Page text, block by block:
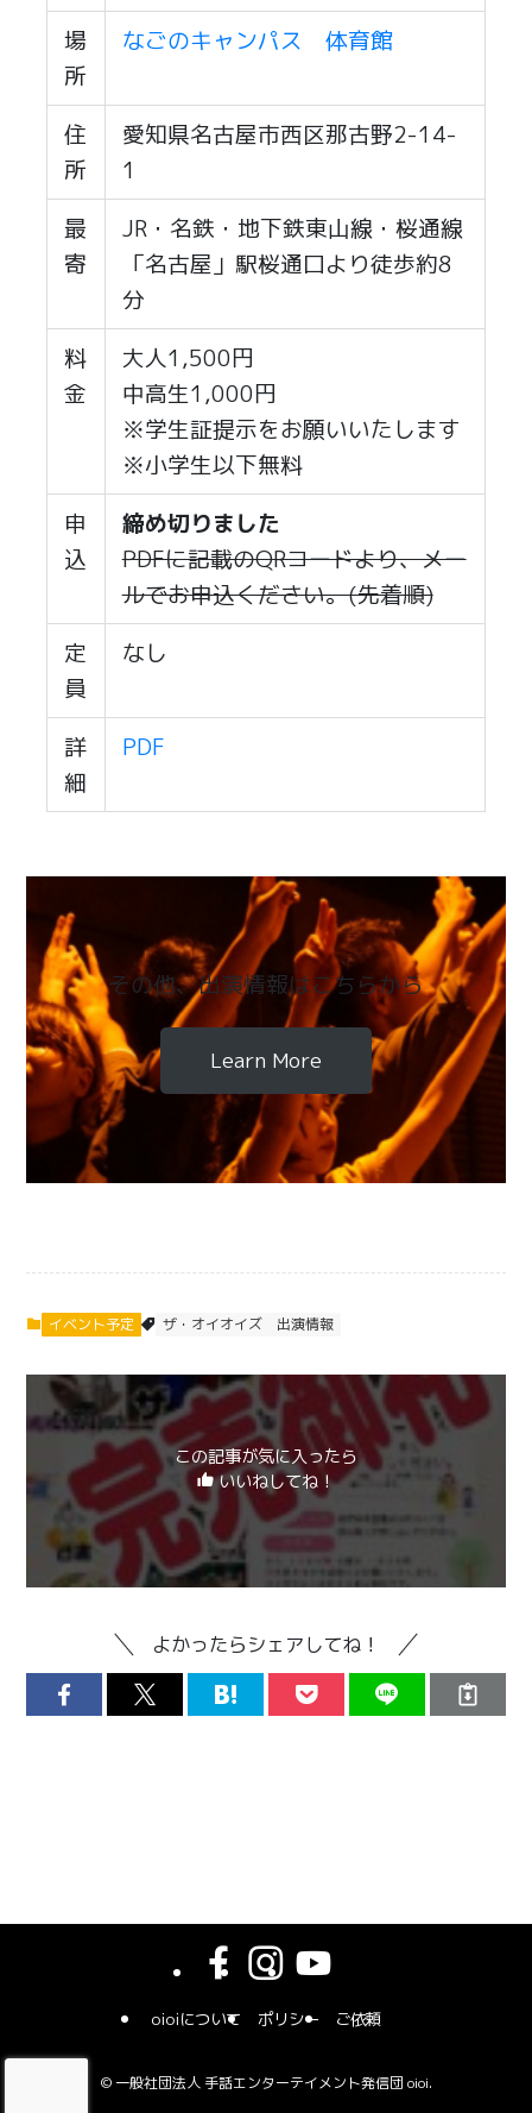
場
所
なごのキャンパス 体育館
住
所
愛知県名古屋市西区那古野2-14-
1
最
寄
JR・名鉄・地下鉄東山線・桜通線
「名古屋」駅桜通口より徒歩約8
分
料
金
大人1,500円
中高生1,000円
※学生証提示をお願いいたします
※小学生以下無料
申
込
締め切りました
PDFに記載のQRコードより、メー
ルでお申込ください。(先着順)
定
員
なし
詳
細
PDF
その他、出演情報はこちらから
Learn More
イベント予定 ザ・オイオイズ 出演情報
この記事が気に入ったら
いいねしてね！
よかったらシェアしてね！
oioiについて ポリシー ご依頼
©一般社団法人 手話エンターテイメント発信団 oioi.